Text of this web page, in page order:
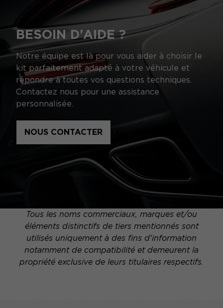
BESOIN D'AIDE ?
Notre équipe est là pour vous aider à choisir le
kit parfaitement adapté à votre véhicule et
répondre à toutes vos questions techniques.
Contactez nous pour une assistance
personnalisée.
NOUS CONTACTER
Tous les noms commerciaux, marques et/ou
éléments distinctifs de tiers mentionnés sont
utilisés uniquement à des fins d'information
notamment de compatibilité et demeurent la
propriété exclusive de leurs titulaires respectifs.